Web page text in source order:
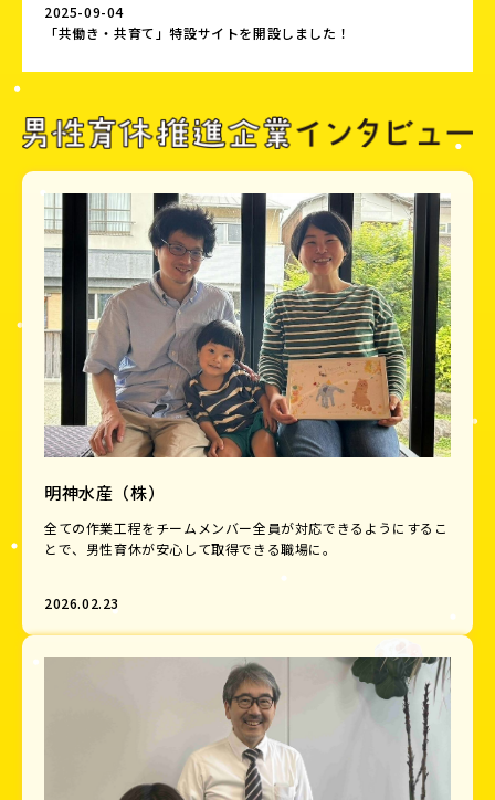
2025-09-04
「共働き・共育て」特設サイトを開設しました！
明神水産（株）
全ての作業工程をチームメンバー全員が対応できるようにするこ
とで、男性育休が安心して取得できる職場に。
2026.02.23